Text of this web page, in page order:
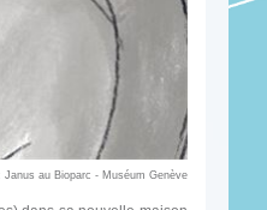
Janus au Bioparc - Muséum Genève